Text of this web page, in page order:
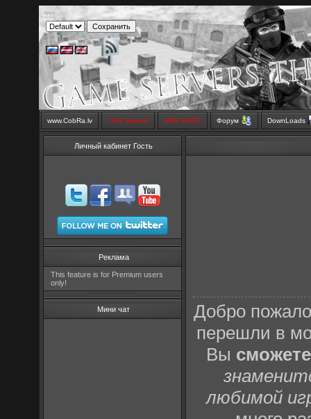
www.CobRa.lv LIVE Stream SMS SHOP Форум DownLoads
Личный кабинет Гость
Реклама
This feature is for Premium users
only!
Мини чат
Добро
перешли в
Вы
любимой